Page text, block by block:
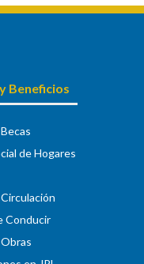
Beneficios
de Hogares
Conducir